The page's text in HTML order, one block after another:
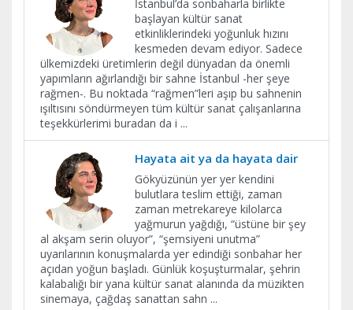
İstanbul’da sonbaharla birlikte
başlayan kültür sanat
etkinliklerindeki yoğunluk hızını
kesmeden devam ediyor. Sadece
ülkemizdeki üretimlerin değil dünyadan da önemli
yapımların ağırlandığı bir sahne İstanbul -her şeye
rağmen-. Bu noktada “rağmen”leri aşıp bu sahnenin
ışıltısını söndürmeyen tüm kültür sanat çalışanlarına
teşekkürlerimi buradan da i ...
Hayata ait ya da hayata dair
Gökyüzünün yer yer kendini
bulutlara teslim ettiği, zaman
zaman metrekareye kilolarca
yağmurun yağdığı, “üstüne bir şey
al akşam serin oluyor”, “şemsiyeni unutma”
uyarılarının konuşmalarda yer edindiği sonbahar her
açıdan yoğun başladı. Günlük koşuşturmalar, şehrin
kalabalığı bir yana kültür sanat alanında da müzikten
sinemaya, çağdaş sanattan sahn ...